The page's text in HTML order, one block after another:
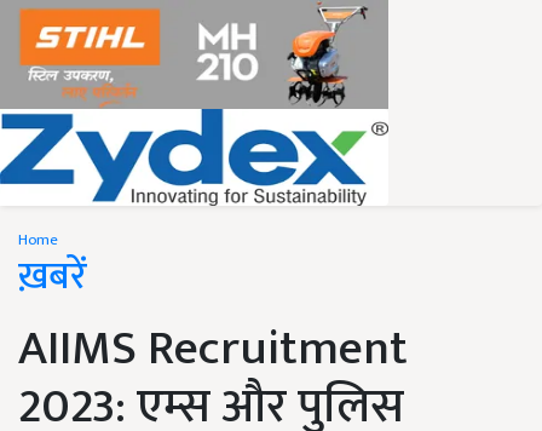
Home
ख़बरें
AIIMS Recruitment
2023: एम्स और पुलिस